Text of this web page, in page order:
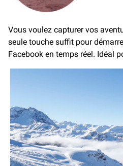
Vous voulez capturer vos
seule touche suffit pour
Facebook en temps réel. Idéal